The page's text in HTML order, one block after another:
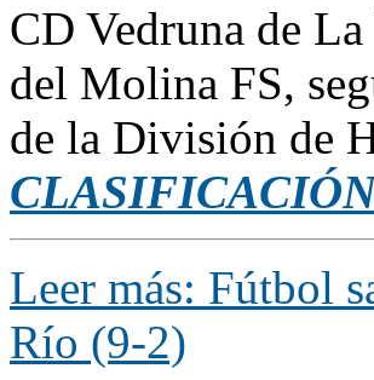
CD Vedruna de
del Molina FS,
de la División de
Leer más: Fútbol
Río (9-2)